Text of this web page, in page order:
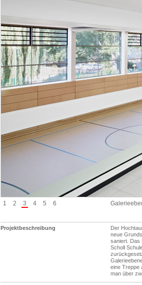
1 2 3 4 5 6
Projektbeschreibung
Der
neue
saniert. Das
Scholl
eine Treppe
man über